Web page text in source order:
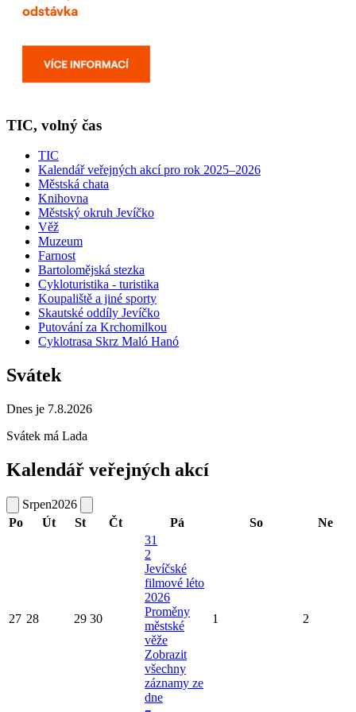
TIC, volný čas
TIC
Kalendář veřejných akcí pro rok 2025–2026
Městská chata
Knihovna
Městský okruh Jevíčko
Věž
Muzeum
Farnost
Bartolomějská stezka
Cykloturistika - turistika
Koupaliště a jiné sporty
Skautské oddíly Jevíčko
Putování za Krchomilkou
Cyklotrasa Skrz Maló Hanó
Svátek
Dnes je 7.8.2026
Svátek má Lada
Kalendář veřejných akcí
Srpen2026
Po
Út St Čt Pá So Ne
27 28 29 30
31
2
Jevíčské
filmové léto
2026
Proměny
městské
věže
Zobrazit
všechny
záznamy ze
dne
1 2